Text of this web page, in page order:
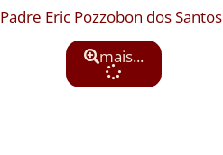
Padre Eric Pozzobon dos Santos
mais...